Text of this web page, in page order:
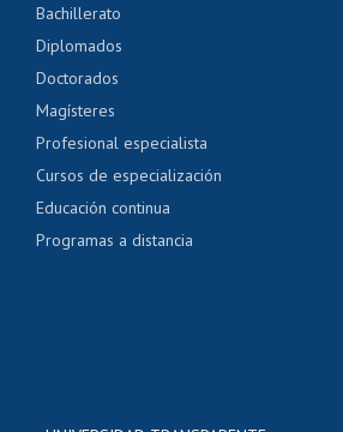
Bachillerato
Diplomados
Doctorados
Magísteres
Profesional especialista
Cursos de especialización
Educación continua
Programas a distancia